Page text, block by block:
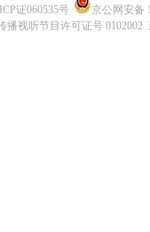
证060535号
京公网安备
播视听节目许可证号 0102002